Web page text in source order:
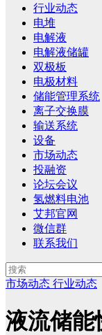
行业动态
电堆
电解液
电解液储罐
双极板
电极材料
储能管理系统
离子交换膜
输送系统
设备
市场动态
投融资
论坛会议
氢燃料电池
艾邦官网
微信群
联系我们
市场动态 行业动态
液流储能